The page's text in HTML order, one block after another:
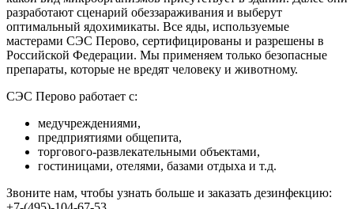
разработают сценарий обеззараживания и выберут
оптимальный ядохимикаты. Все яды, используемые
мастерами СЭС Перово, сертифицированы и разрешены в
Российской Федерации. Мы применяем только безопасные
препараты, которые не вредят человеку и животному.
СЭС Перово работает с:
медучреждениями,
предприятиями общепита,
торгового-развлекательными объектами,
гостиницами, отелями, базами отдыха и т.д.
Звоните нам, чтобы узнать больше и заказать дезинфекцию: